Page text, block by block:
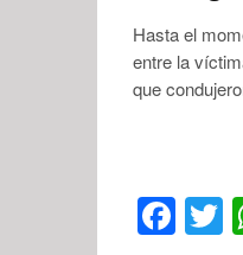
Hasta el
entre la
que